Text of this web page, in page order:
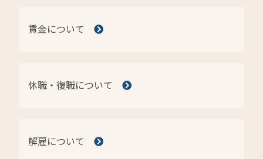
賃金について
休職・復職について
解雇について